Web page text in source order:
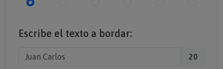
Escribe el texto a bordar:
20